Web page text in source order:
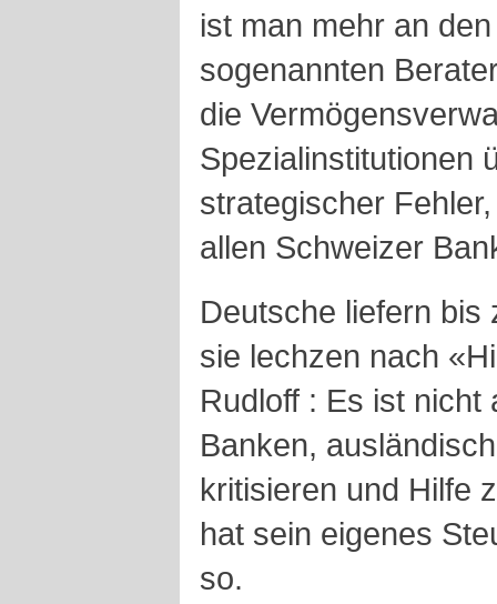
ist man mehr an
sogenannten
die
Spezialinstitutionen
strategischer
allen Schweizer
Deutsche liefern bis
sie lechzen nach
Rudloff : Es ist nicht
Banken,
kritisieren und Hilfe
hat sein eigenes
so.